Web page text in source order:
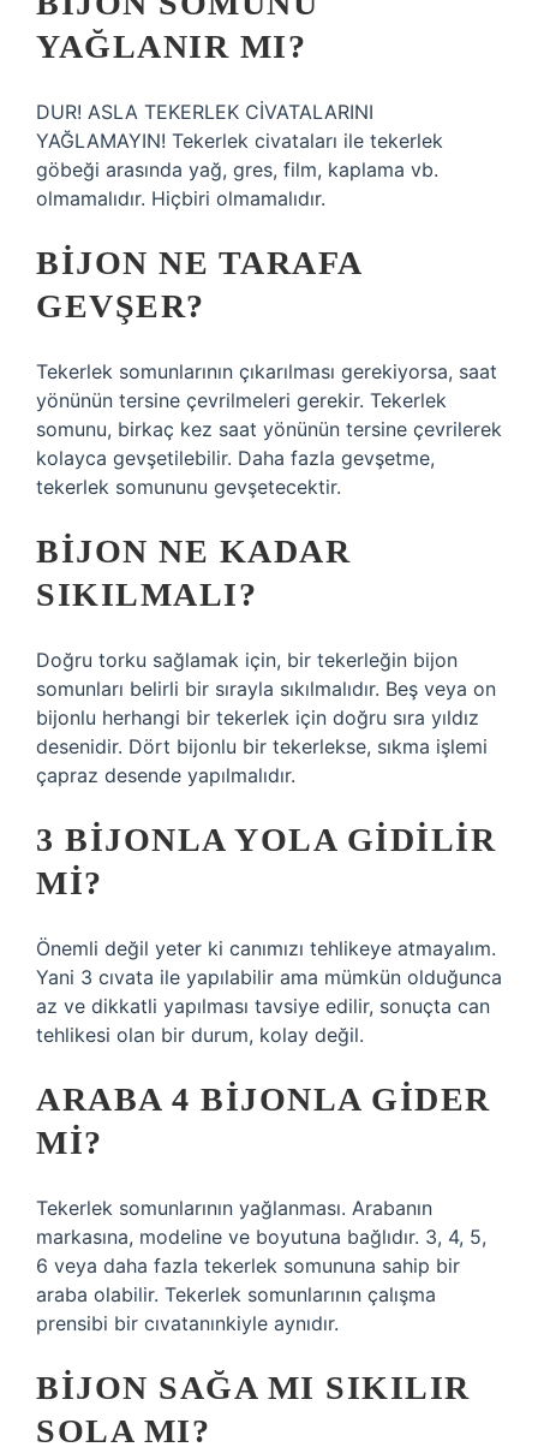
YAĞLANIR MI?
DUR! ASLA TEKERLEK CİVATALARINI
YAĞLAMAYIN! Tekerlek civataları ile tekerlek
göbeği arasında yağ, gres, film, kaplama vb.
olmamalıdır. Hiçbiri olmamalıdır.
BIJON NE TARAFA
GEVŞER?
Tekerlek somunlarının çıkarılması gerekiyorsa, saat
yönünün tersine çevrilmeleri gerekir. Tekerlek
somunu, birkaç kez saat yönünün tersine çevrilerek
kolayca gevşetilebilir. Daha fazla gevşetme,
tekerlek somununu gevşetecektir.
BIJON NE KADAR
SIKILMALI?
Doğru torku sağlamak için, bir tekerleğin bijon
somunları belirli bir sırayla sıkılmalıdır. Beş veya on
bijonlu herhangi bir tekerlek için doğru sıra yıldız
desenidir. Dört bijonlu bir tekerlekse, sıkma işlemi
çapraz desende yapılmalıdır.
3 BIJONLA YOLA GIDILIR
MI?
Önemli değil yeter ki canımızı tehlikeye atmayalım.
Yani 3 cıvata ile yapılabilir ama mümkün olduğunca
az ve dikkatli yapılması tavsiye edilir, sonuçta can
tehlikesi olan bir durum, kolay değil.
ARABA 4 BIJONLA GIDER
MI?
Tekerlek somunlarının yağlanması. Arabanın
markasına, modeline ve boyutuna bağlıdır. 3, 4, 5,
6 veya daha fazla tekerlek somununa sahip bir
araba olabilir. Tekerlek somunlarının çalışma
prensibi bir cıvatanınkiyle aynıdır.
BIJON SAĞA MI SIKILIR
SOLA MI?